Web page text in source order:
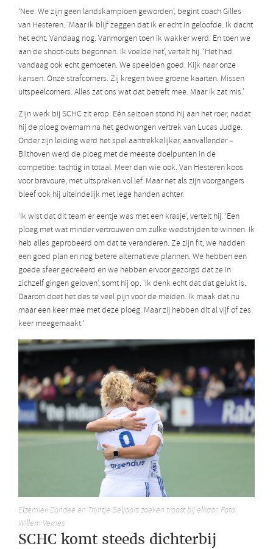
‘Nee. We zijn geen landskampioen geworden’, begint coach Gilles
van Hesteren. ‘Maar ik blijf zeggen dat ik er echt in geloofde. Ik dacht
het echt. Vandaag nog. Vanmorgen toen ik wakker werd. En toen we
aan de shoot-outs begonnen. Ik voelde het’, vertelt hij. ‘Het had
vandaag ook echt gemoeten. We speelden goed. Kijk naar onze
kansen. Onze strafcorners. Zij kregen twee groene kaarten. Missen
uitspeelcorners. Alles zat ons wat dat betreft mee. Maar ik zat mis.’
Zijn werk bij SCHC zit erop. Eén seizoen stond hij aan het roer, nadat
hij de ploeg overnam na het gedwongen vertrek van Lucas Judge.
Onder zijn leiding werd het spel aantrekkelijker, aanvallender –
Bilthoven werd de ploeg met de meeste doelpunten in de
competitie: tachtig in totaal. Meer dan wie ook. Van Hesteren koos
voor bravoure, met uitspraken vol lef. Maar net als zijn voorgangers
bleef ook hij uiteindelijk met lege handen achter.
‘Ik wist dat dit team er eentje was met een krasje’, vertelt hij. ‘Een
ploeg met wat minder vertrouwen om zulke wedstrijden te winnen. Ik
heb alles geprobeerd om dat te veranderen. Ze zijn fit, we hadden
een goed plan en nog betere alternatieve plannen. We hebben een
goede sfeer gecreëerd en we hebben ervoor gezorgd dat ze in
zichzelf gingen geloven’, somt hij op. ‘Ik denk echt dat dat gelukt is.
Daarom doet het des te veel pijn voor de meiden. Ik maak dat nu
maar een keer mee met deze ploeg. Maar zij hebben dit al vijf of zes
keer meegemaakt.’
Elzemiek Zandee en Trijntje Beljaars zoeken troost bij elkaar. Foto:
Willem Vernes
SCHC komt steeds dichterbij